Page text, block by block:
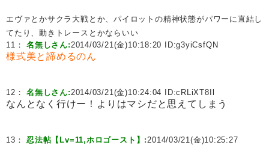
エヴァとかサクラ大戦とか、パイロットの精神状態がパワーに直結し
てたり、動きトレースとかならいい
11：名無しさん:2014/03/21(金)10:18:20 ID:g3yiCsfQN
様式美と諦めるのん
12：名無しさん:2014/03/21(金)10:24:04 ID:cRLiXT8Il
なんとなく行けー！よりはマシだと思えてしまう
13：忍法帖【Lv=11,ホロゴースト】:2014/03/21(金)10:25:27